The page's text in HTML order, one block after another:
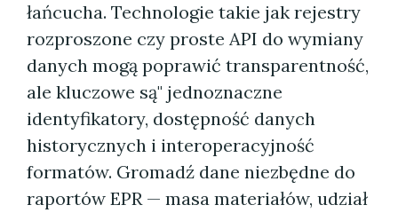
łańcucha. Technologie takie jak rejestry
rozproszone czy proste API do wymiany
danych mogą poprawić transparentność,
ale kluczowe są" jednoznaczne
identyfikatory, dostępność danych
historycznych i interoperacyjność
formatów. Gromadź dane niezbędne do
raportów EPR — masa materiałów, udział